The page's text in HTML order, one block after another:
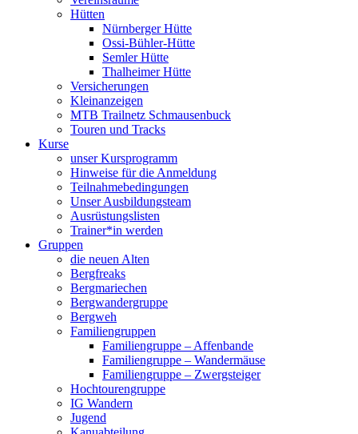
Hütten
Nürnberger Hütte
Ossi-Bühler-Hütte
Semler Hütte
Thalheimer Hütte
Versicherungen
Kleinanzeigen
MTB Trailnetz Schmausenbuck
Touren und Tracks
Kurse
unser Kursprogramm
Hinweise für die Anmeldung
Teilnahmebedingungen
Unser Ausbildungsteam
Ausrüstungslisten
Trainer*in werden
Gruppen
die neuen Alten
Bergfreaks
Bergmariechen
Bergwandergruppe
Bergweh
Familiengruppen
Familiengruppe – Affenbande
Familiengruppe – Wandermäuse
Familiengruppe – Zwergsteiger
Hochtourengruppe
IG Wandern
Jugend